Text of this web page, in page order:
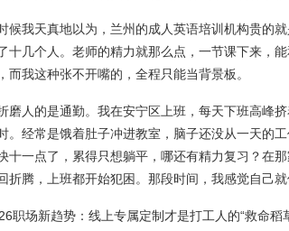
候我天真地以为，兰州的成人英语培训机构贵的
十几个人。老师的精力就那么点，一节课下来，
而我这种张不开嘴的，全程只能当背景板。
磨人的是通勤。我在安宁区上班，每天下班高峰
。经常是饿着肚子冲进教室，脑子还没从一天的
十一点了，累得只想躺平，哪还有精力复习？在
折腾，上班都开始犯困。那段时间，我感觉自己
职场新趋势：线上专属定制才是打工人的“救命稻